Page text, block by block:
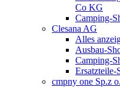
Co KG
Camping-
Clesana AG
Alles
Ausbau-
Camping-
Ersatzteile-
cmpny one Sp.z